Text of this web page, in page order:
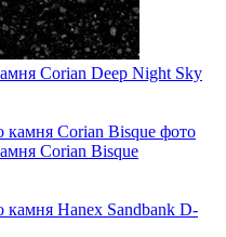
Corian Deep Night Sky
Corian Bisque